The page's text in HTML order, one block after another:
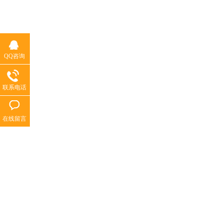
QQ咨询
联系电话
在线留言